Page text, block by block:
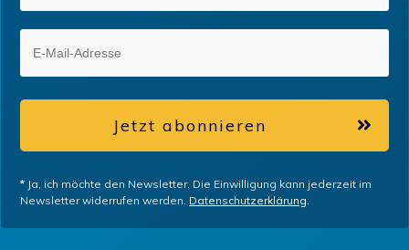
Jetzt abonnieren
* Ja, ich möchte den Newsletter. Die Einwilligung kann jederzeit im
Newsletter widerrufen werden. Datenschutzerklärung